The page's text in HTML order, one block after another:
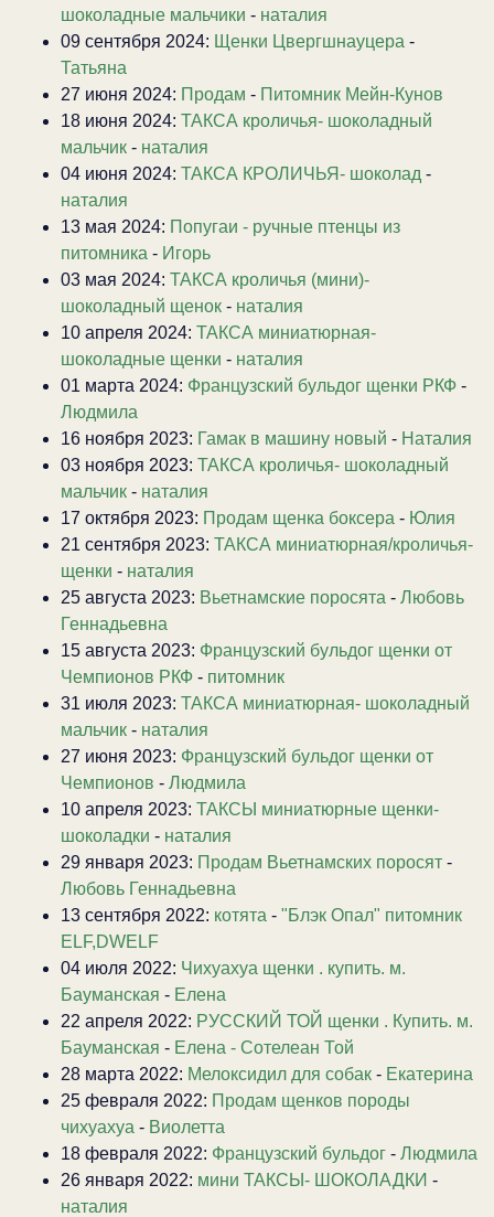
шоколадные мальчики - наталия
09 сентября 2024: Щенки Цвергшнауцера -
Татьяна
27 июня 2024: Продам - Питомник Мейн-Кунов
18 июня 2024: ТАКСА кроличья- шоколадный
мальчик - наталия
04 июня 2024: ТАКСА КРОЛИЧЬЯ- шоколад -
наталия
13 мая 2024: Попугаи - ручные птенцы из
питомника - Игорь
03 мая 2024: ТАКСА кроличья (мини)-
шоколадный щенок - наталия
10 апреля 2024: ТАКСА миниатюрная-
шоколадные щенки - наталия
01 марта 2024: Французский бульдог щенки РКФ -
Людмила
16 ноября 2023: Гамак в машину новый - Наталия
03 ноября 2023: ТАКСА кроличья- шоколадный
мальчик - наталия
17 октября 2023: Продам щенка боксера - Юлия
21 сентября 2023: ТАКСА миниатюрная/кроличья-
щенки - наталия
25 августа 2023: Вьетнамские поросята - Любовь
Геннадьевна
15 августа 2023: Французский бульдог щенки от
Чемпионов РКФ - питомник
31 июля 2023: ТАКСА миниатюрная- шоколадный
мальчик - наталия
27 июня 2023: Французский бульдог щенки от
Чемпионов - Людмила
10 апреля 2023: ТАКСЫ миниатюрные щенки-
шоколадки - наталия
29 января 2023: Продам Вьетнамских поросят -
Любовь Геннадьевна
13 сентября 2022: котята - "Блэк Опал" питомник
ELF,DWELF
04 июля 2022: Чихуахуа щенки . купить. м.
Бауманская - Елена
22 апреля 2022: РУССКИЙ ТОЙ щенки . Купить. м.
Бауманская - Елена - Сотелеан Той
28 марта 2022: Мелоксидил для собак - Екатерина
25 февраля 2022: Продам щенков породы
чихуахуа - Виолетта
18 февраля 2022: Французский бульдог - Людмила
26 января 2022: мини ТАКСЫ- ШОКОЛАДКИ -
наталия